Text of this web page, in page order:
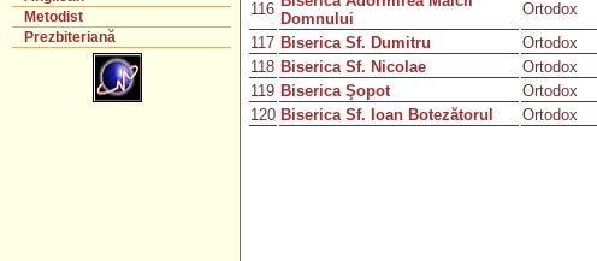
Metodist
Prezbiteriană
116
Domnului
Ortodox
117 Biserica Sf. Dumitru Ortodox
118 Biserica Sf. Nicolae Ortodox
119 Biserica Şopot Ortodox
120 Biserica Sf. Ioan Botezătorul Ortodox